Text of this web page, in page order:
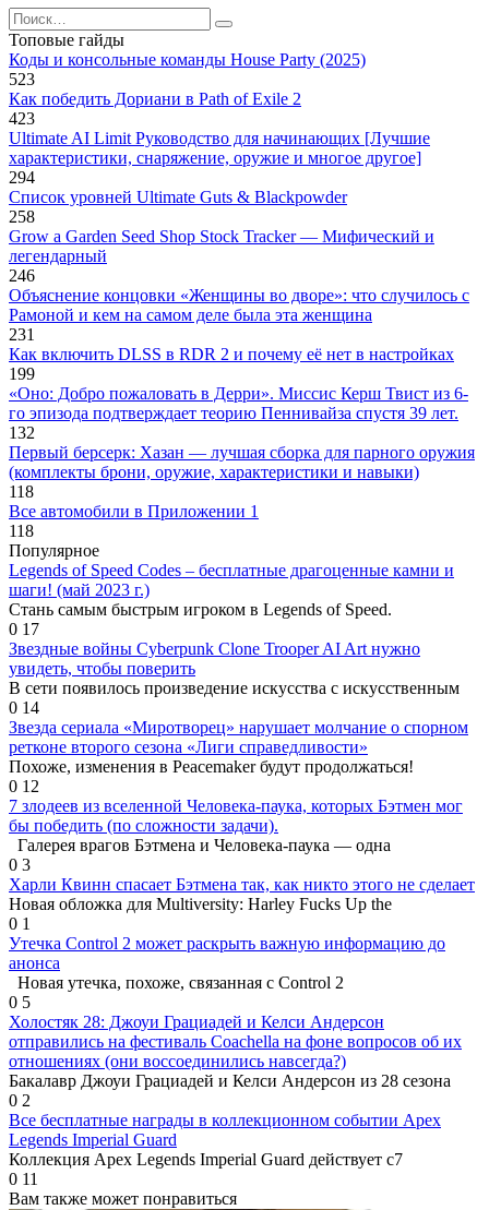
Search
for:
Топовые гайды
Коды и консольные команды House Party (2025)
523
Как победить Дориани в Path of Exile 2
423
Ultimate AI Limit Руководство для начинающих [Лучшие
характеристики, снаряжение, оружие и многое другое]
294
Список уровней Ultimate Guts & Blackpowder
258
Grow a Garden Seed Shop Stock Tracker — Мифический и
легендарный
246
Объяснение концовки «Женщины во дворе»: что случилось с
Рамоной и кем на самом деле была эта женщина
231
Как включить DLSS в RDR 2 и почему её нет в настройках
199
«Оно: Добро пожаловать в Дерри». Миссис Керш Твист из 6-
го эпизода подтверждает теорию Пеннивайза спустя 39 лет.
132
Первый берсерк: Хазан — лучшая сборка для парного оружия
(комплекты брони, оружие, характеристики и навыки)
118
Все автомобили в Приложении 1
118
Популярное
Legends of Speed ​​Codes – бесплатные драгоценные камни и
шаги! (май 2023 г.)
Стань самым быстрым игроком в Legends of Speed.
0 17
Звездные войны Cyberpunk Clone Trooper AI Art нужно
увидеть, чтобы поверить
В сети появилось произведение искусства с искусственным
0 14
Звезда сериала «Миротворец» нарушает молчание о спорном
ретконе второго сезона «Лиги справедливости»
Похоже, изменения в Peacemaker будут продолжаться!
0 12
7 злодеев из вселенной Человека-паука, которых Бэтмен мог
бы победить (по сложности задачи).
Галерея врагов Бэтмена и Человека-паука — одна
0 3
Харли Квинн спасает Бэтмена так, как никто этого не сделает
Новая обложка для Multiversity: Harley Fucks Up the
0 1
Утечка Control 2 может раскрыть важную информацию до
анонса
Новая утечка, похоже, связанная с Control 2
0 5
Холостяк 28: Джоуи Грациадей и Келси Андерсон
отправились на фестиваль Coachella на фоне вопросов об их
отношениях (они воссоединились навсегда?)
Бакалавр Джоуи Грациадей и Келси Андерсон из 28 сезона
0 2
Все бесплатные награды в коллекционном событии Apex
Legends Imperial Guard
Коллекция Apex Legends Imperial Guard действует с7
0 11
Вам также может понравиться